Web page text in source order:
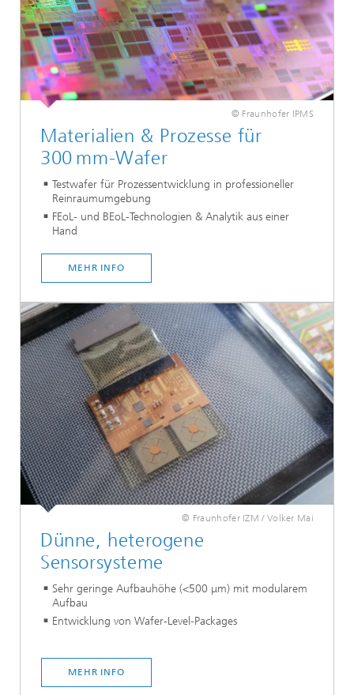
© Fraunhofer IPMS
Materialien & Prozesse für
300 mm-Wafer
Testwafer für Prozessentwicklung in professioneller
Reinraumumgebung
FEoL- und BEoL-Technologien & Analytik aus einer
Hand
MEHR INFO
© Fraunhofer IZM / Volker Mai
Dünne, heterogene
Sensorsysteme
Sehr geringe Aufbauhöhe (<500 μm) mit modularem
Aufbau
Entwicklung von Wafer-Level-Packages
MEHR INFO